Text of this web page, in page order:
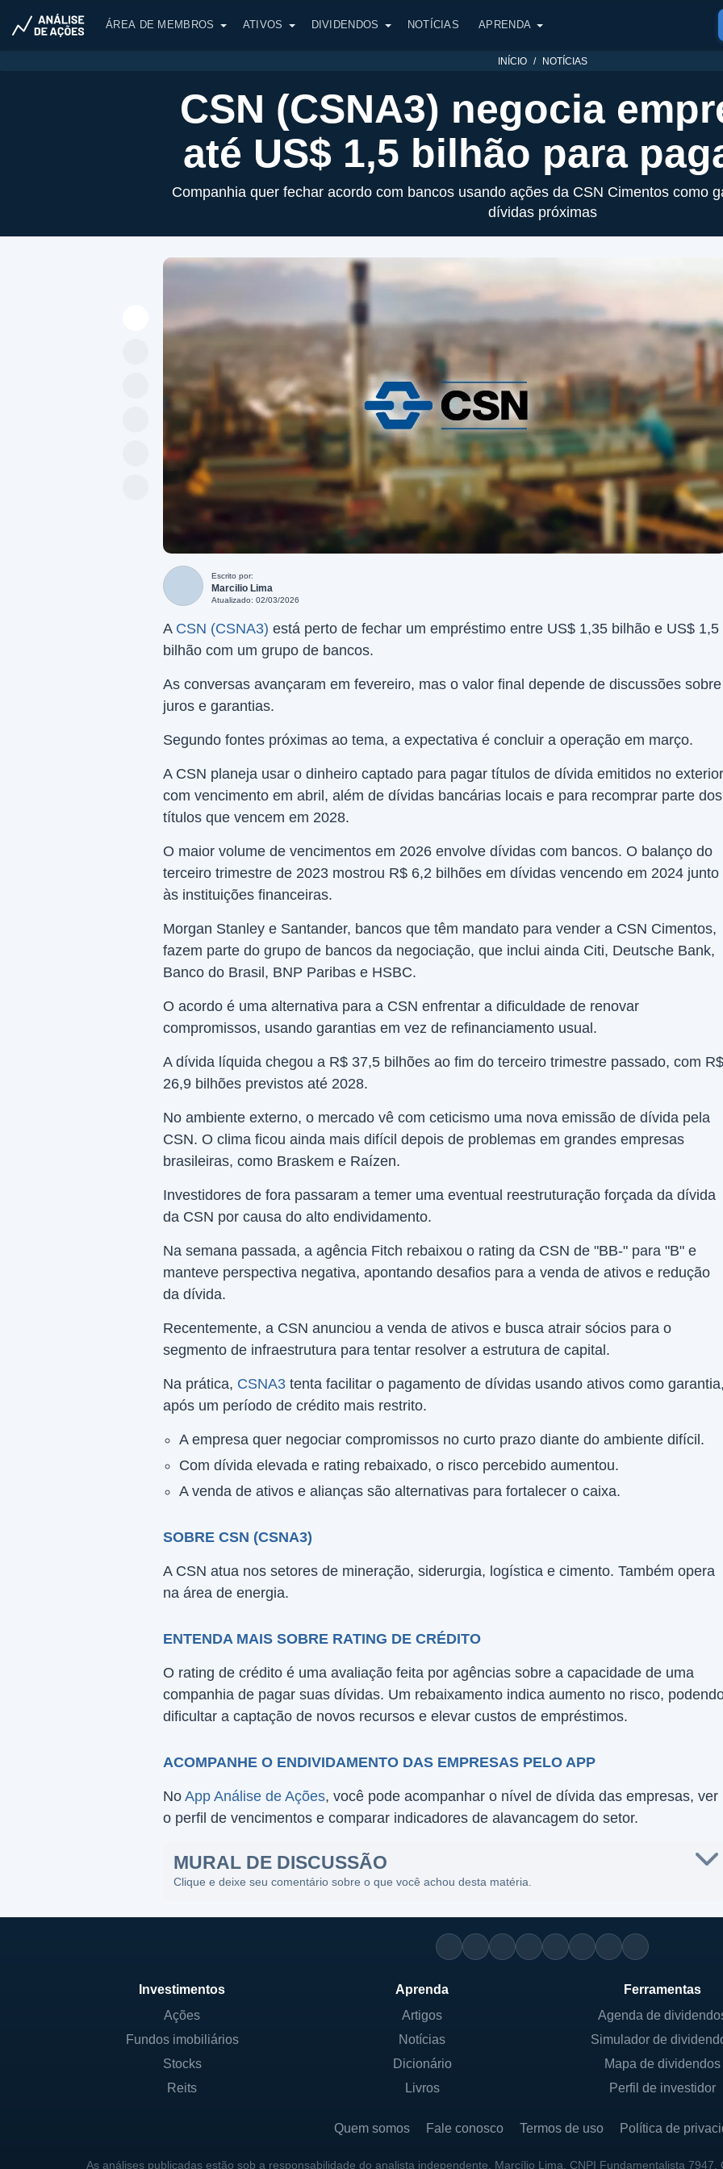
ÁREA DE MEMBROS ATIVOS DIVIDENDOS NOTÍCIAS APRENDA
INÍCIO NOTÍCIAS
CSN (CSNA3) negocia
até US$ 1,5 bilhão para
Companhia quer fechar acordo com bancos usando ações da CSN Cimentos como
dívidas próximas
Escrito por:
Marcilio Lima
Atualizado: 02/03/2026
A CSN (CSNA3) está perto de fechar um empréstimo entre US$ 1,35 bilhão e US$ 1,5
bilhão com um grupo de bancos.
As conversas avançaram em fevereiro, mas o valor final depende de discussões sobre
juros e garantias.
Segundo fontes próximas ao tema, a expectativa é concluir a operação em março.
A CSN planeja usar o dinheiro captado para pagar títulos de dívida emitidos no
com vencimento em abril, além de dívidas bancárias locais e para recomprar parte dos
títulos que vencem em 2028.
O maior volume de vencimentos em 2026 envolve dívidas com bancos. O balanço do
terceiro trimestre de 2023 mostrou R$ 6,2 bilhões em dívidas vencendo em 2024 junto
às instituições financeiras.
Morgan Stanley e Santander, bancos que têm mandato para vender a CSN Cimentos,
fazem parte do grupo de bancos da negociação, que inclui ainda Citi, Deutsche Bank,
Banco do Brasil, BNP Paribas e HSBC.
O acordo é uma alternativa para a CSN enfrentar a dificuldade de renovar
compromissos, usando garantias em vez de refinanciamento usual.
A dívida líquida chegou a R$ 37,5 bilhões ao fim do terceiro trimestre passado, com R$
26,9 bilhões previstos até 2028.
No ambiente externo, o mercado vê com ceticismo uma nova emissão de dívida pela
CSN. O clima ficou ainda mais difícil depois de problemas em grandes empresas
brasileiras, como Braskem e Raízen.
Investidores de fora passaram a temer uma eventual reestruturação forçada da dívida
da CSN por causa do alto endividamento.
Na semana passada, a agência Fitch rebaixou o rating da CSN de "BB-" para "B" e
manteve perspectiva negativa, apontando desafios para a venda de ativos e redução
da dívida.
Recentemente, a CSN anunciou a venda de ativos e busca atrair sócios para o
segmento de infraestrutura para tentar resolver a estrutura de capital.
Na prática, CSNA3 tenta facilitar o pagamento de dívidas usando ativos como
após um período de crédito mais restrito.
A empresa quer negociar compromissos no curto prazo diante do ambiente difícil.
Com dívida elevada e rating rebaixado, o risco percebido aumentou.
A venda de ativos e alianças são alternativas para fortalecer o caixa.
SOBRE CSN (CSNA3)
A CSN atua nos setores de mineração, siderurgia, logística e cimento. Também opera
na área de energia.
ENTENDA MAIS SOBRE RATING DE CRÉDITO
O rating de crédito é uma avaliação feita por agências sobre a capacidade de uma
companhia de pagar suas dívidas. Um rebaixamento indica aumento no risco,
dificultar a captação de novos recursos e elevar custos de empréstimos.
ACOMPANHE O ENDIVIDAMENTO DAS EMPRESAS PELO APP
No App Análise de Ações, você pode acompanhar o nível de dívida das empresas, ver
o perfil de vencimentos e comparar indicadores de alavancagem do setor.
MURAL DE DISCUSSÃO
Clique e deixe seu comentário sobre o que você achou desta matéria.
Investimentos
Ações
Fundos imobiliários
Stocks
Reits
Aprenda
Artigos
Notícias
Dicionário
Livros
Ferramentas
Agenda de
Simulador de
Mapa de dividendos
Perfil de investidor
Quem somos Fale conosco Termos de uso Política de
As análises publicadas estão sob a responsabilidade do analista independente, Marcílio Lima, CNPI Fundamentalista